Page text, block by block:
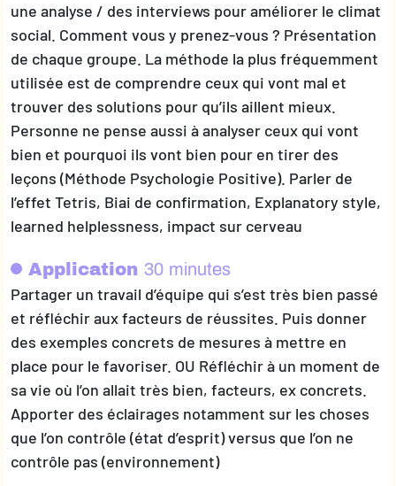
une analyse / des interviews pour améliorer le climat
social. Comment vous y prenez-vous ? Présentation
de chaque groupe. La méthode la plus fréquemment
utilisée est de comprendre ceux qui vont mal et
trouver des solutions pour qu’ils aillent mieux.
Personne ne pense aussi à analyser ceux qui vont
bien et pourquoi ils vont bien pour en tirer des
leçons (Méthode Psychologie Positive). Parler de
l’effet Tetris, Biai de confirmation, Explanatory style,
learned helplessness, impact sur cerveau
Application 30 minutes
Partager un travail d’équipe qui s’est très bien passé
et réfléchir aux facteurs de réussites. Puis donner
des exemples concrets de mesures à mettre en
place pour le favoriser. OU Réfléchir à un moment de
sa vie où l’on allait très bien, facteurs, ex concrets.
Apporter des éclairages notamment sur les choses
que l’on contrôle (état d’esprit) versus que l’on ne
contrôle pas (environnement)